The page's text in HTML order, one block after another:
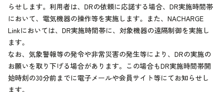
らせします。利用者は、DRの依頼に応諾する場合、DR実施時間帯
において、電気機器の操作等を実施します。また、NACHARGE
Linkにおいては、DR実施時間帯に、対象機器の遠隔制御を実施し
ます。
なお、気象警報等の発令や非常災害の発生等により、DRの実施の
お願いを取り下げる場合があります。この場合もDR実施時間帯開
始時刻の30分前までに電子メールや会員サイト等にてお知らせし
ます。